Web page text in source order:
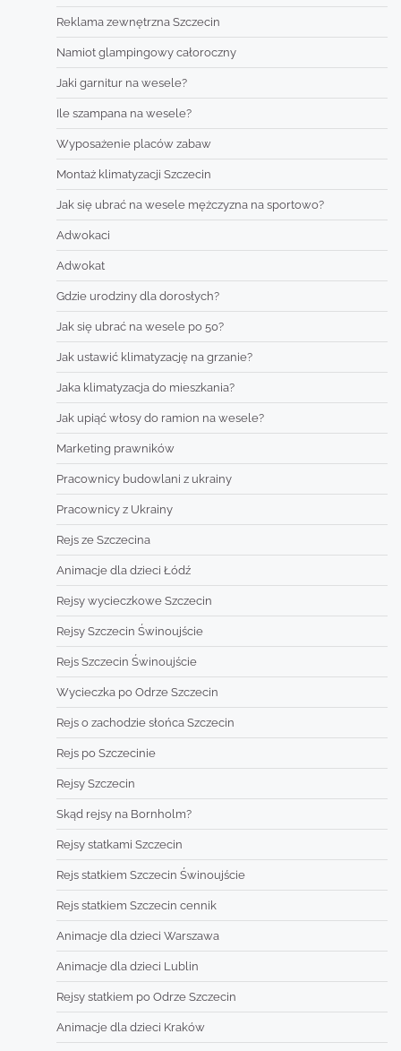
Reklama zewnętrzna Szczecin
Namiot glampingowy całoroczny
Jaki garnitur na wesele?
Ile szampana na wesele?
Wyposażenie placów zabaw
Montaż klimatyzacji Szczecin
Jak się ubrać na wesele mężczyzna na sportowo?
Adwokaci
Adwokat
Gdzie urodziny dla dorosłych?
Jak się ubrać na wesele po 50?
Jak ustawić klimatyzację na grzanie?
Jaka klimatyzacja do mieszkania?
Jak upiąć włosy do ramion na wesele?
Marketing prawników
Pracownicy budowlani z ukrainy
Pracownicy z Ukrainy
Rejs ze Szczecina
Animacje dla dzieci Łódź
Rejsy wycieczkowe Szczecin
Rejsy Szczecin Świnoujście
Rejs Szczecin Świnoujście
Wycieczka po Odrze Szczecin
Rejs o zachodzie słońca Szczecin
Rejs po Szczecinie
Rejsy Szczecin
Skąd rejsy na Bornholm?
Rejsy statkami Szczecin
Rejs statkiem Szczecin Świnoujście
Rejs statkiem Szczecin cennik
Animacje dla dzieci Warszawa
Animacje dla dzieci Lublin
Rejsy statkiem po Odrze Szczecin
Animacje dla dzieci Kraków